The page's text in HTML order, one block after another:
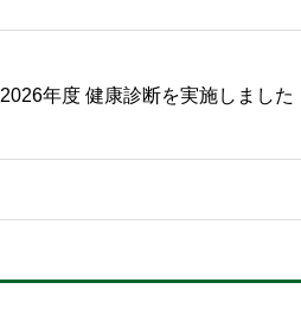
2026年度 健康診断を実施しました